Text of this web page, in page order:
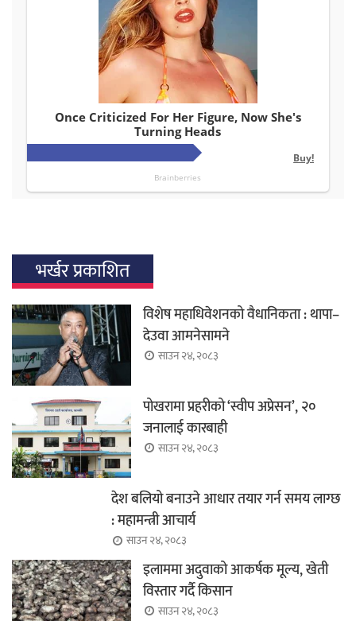
भर्खर प्रकाशित
विशेष महाधिवेशनको वैधानिकता : थापा–
देउवा आमनेसामने
साउन २४, २०८३
पोखरामा प्रहरीको ‘स्वीप अप्रेसन’, २०
जनालाई कारबाही
साउन २४, २०८३
देश बलियो बनाउने आधार तयार गर्न समय लाग्छ
: महामन्त्री आचार्य
साउन २४, २०८३
इलाममा अदुवाको आकर्षक मूल्य, खेती
विस्तार गर्दै किसान
साउन २४, २०८३